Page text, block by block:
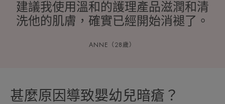
建議我使用溫和的護理產品滋潤和清
洗他的肌膚，確實已經開始消褪了。
ANNE（28歲）
甚麼原因導致嬰幼兒暗瘡？